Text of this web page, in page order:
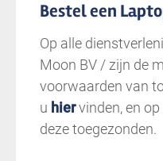
Bestel een
Op alle
Moon BV / zijn de
voorwaarden van
u hiervinden, en
deze toegezonden.